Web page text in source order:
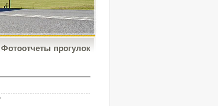
Фотоотчеты прогулок